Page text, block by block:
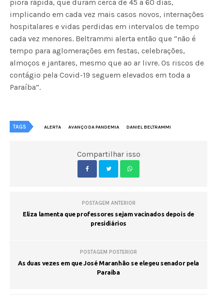
piora rápida, que duram cerca de 45 a 60 dias,
implicando em cada vez mais casos novos, internações
hospitalares e vidas perdidas em intervalos de tempo
cada vez menores. Beltrammi alerta então que “não é
tempo para aglomerações em festas, celebrações,
almoços e jantares, mesmo que ao ar livre. Os riscos de
contágio pela Covid-19 seguem elevados em toda a
Paraíba”.
TAGS ALERTA AVANÇO DA PANDEMIA DANIEL BELTRAMMI
Compartilhar isso
POSTAGEM ANTERIOR
Eliza lamenta que professores sejam vacinados depois de
presidiários
POSTAGEM POSTERIOR
As duas vezes em que José Maranhão se elegeu senador pela
Paraíba